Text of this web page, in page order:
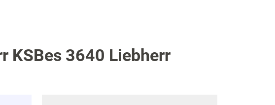
KSBes 3640 Liebherr